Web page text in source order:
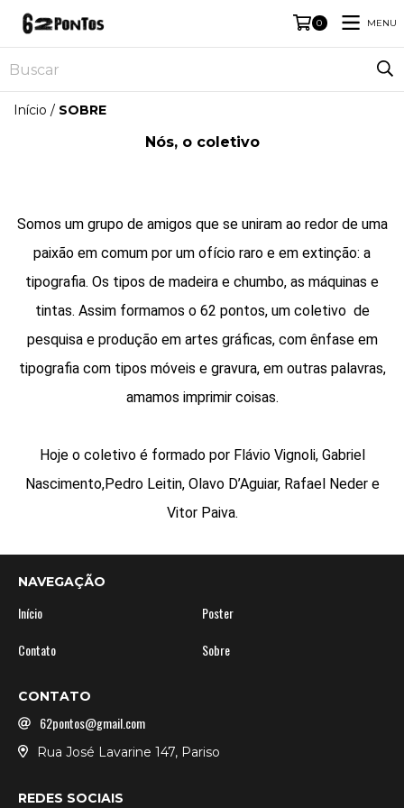
0 MENU
Início / SOBRE
Nós, o coletivo
Somos um grupo de amigos que se uniram ao redor de uma
paixão em comum por um ofício raro e em extinção: a
tipografia. Os tipos de madeira e chumbo, as máquinas e
tintas. Assim formamos o 62 pontos, um coletivo de
pesquisa e produção em artes gráficas, com ênfase em
tipografia com tipos móveis e gravura, em outras palavras,
amamos imprimir coisas.
Hoje o coletivo é formado por Flávio Vignoli, Gabriel
Nascimento,Pedro Leitin, Olavo D’Aguiar, Rafael Neder e
Vitor Paiva.
NAVEGAÇÃO
Início
Poster
Contato
Sobre
CONTATO
62pontos@gmail.com
Rua José Lavarine 147, Pariso
REDES SOCIAIS